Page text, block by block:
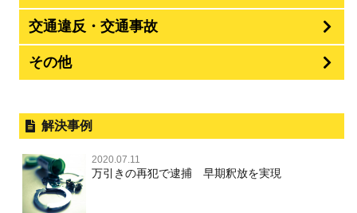
交通違反・交通事故
その他
解決事例
2020.07.11
万引きの再犯で逮捕 早期釈放を実現